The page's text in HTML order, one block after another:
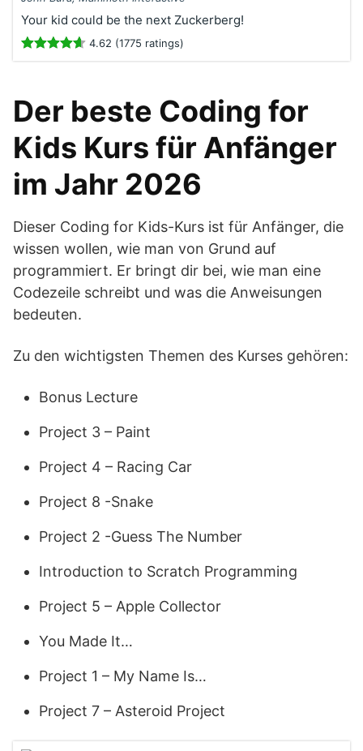
Your kid could be the next Zuckerberg!
4.62 (1775 ratings)
Der beste Coding for
Kids Kurs für Anfänger
im Jahr 2026
Dieser Coding for Kids-Kurs ist für Anfänger, die
wissen wollen, wie man von Grund auf
programmiert. Er bringt dir bei, wie man eine
Codezeile schreibt und was die Anweisungen
bedeuten.
Zu den wichtigsten Themen des Kurses gehören:
Bonus Lecture
Project 3 – Paint
Project 4 – Racing Car
Project 8 -Snake
Project 2 -Guess The Number
Introduction to Scratch Programming
Project 5 – Apple Collector
You Made It…
Project 1 – My Name Is…
Project 7 – Asteroid Project